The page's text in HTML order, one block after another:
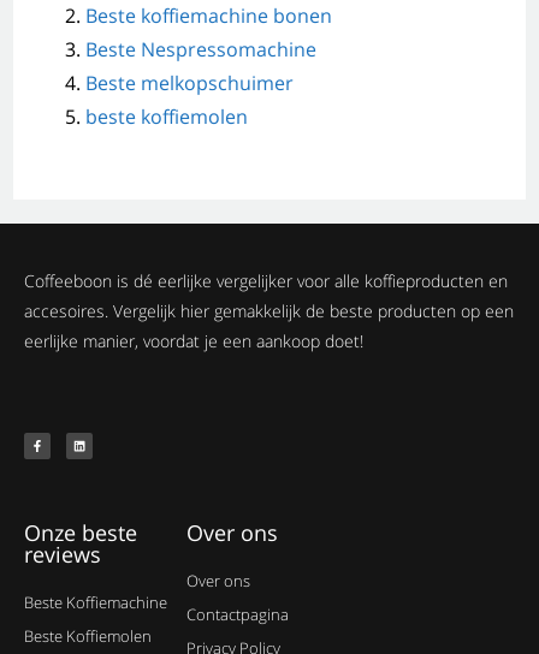
Beste koffiemachine bonen
Beste Nespressomachine
Beste melkopschuimer
beste koffiemolen
Coffeeboon is dé eerlijke vergelijker voor alle koffieproducten en
accesoires. Vergelijk hier gemakkelijk de beste producten op een
eerlijke manier, voordat je een aankoop doet!
Onze beste
reviews
Beste Koffiemachine
Beste Koffiemolen
Over ons
Over ons
Contactpagina
Privacy Policy